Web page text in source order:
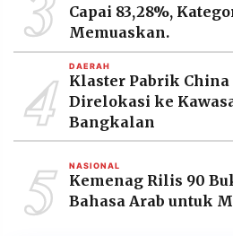
Capai 83,28%,
Memuaskan.
4 DAERAH
Klaster Pabrik China
Direlokasi ke
Bangkalan
5 NASIONAL
Kemenag Rilis 90
Bahasa Arab untuk